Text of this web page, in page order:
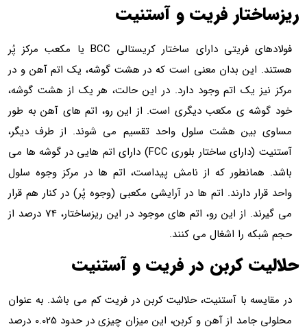
فریت و آستنیت
فولادهای فریتی دارای ساختار کریستالی BCC یا مکعب مرکز پُر
بدان معنی است که در هشت گوشه، یک اتم آهن و در
اتم وجود دارد. در این حالت، هر یک از هشت گوشه،
مکعب دیگری است. از این رو، اتم های آهن به طور
هشت سلول واحد تقسیم می شوند. از طرف دیگر،
آستنیت (دارای ساختار بلوری FCC) دارای اتم هایی در گوشه ها می
که از نامش پیداست، اتم ها در مرکز وجوه سلول
اتم ها در آرایشی مکعبی (وجوه پُر) در کنار هم قرار
می گیرند. از این رو، اتم های موجود در این ریزساختار، 74 درصد از
اشغال می کنند.
در فریت و آستنیت
آستنیت، حلالیت کربن در فریت کم می باشد. به عنوان
محلولی جامد از آهن و کربن، این میزان چیزی در حدود 0.025 درصد